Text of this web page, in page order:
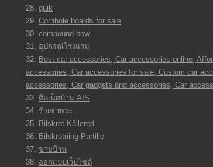
quik
Cornhole boards for sale
compound bow
อุปกรณ์โรงแรม
Best car accessories, Car accessories online,
accessories, Car accessories for sale, Custom car
accessories, Car gadgets and accessories, Car
ติดเน็ตบ้าน AIS
รับเช่าพระ
Bilskrot Kållered
Bilskrotning Partille
ขายบ้าน
ออกแบบเว็บไซต์